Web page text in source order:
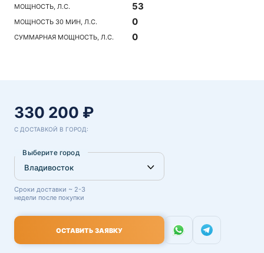
МОЩНОСТЬ, Л.С. 53
МОЩНОСТЬ 30 МИН, Л.С. 0
СУММАРНАЯ МОЩНОСТЬ, Л.С. 0
330 200 ₽
С ДОСТАВКОЙ В ГОРОД:
Выберите город
Сроки доставки ~ 2-3
недели после покупки
ОСТАВИТЬ ЗАЯВКУ